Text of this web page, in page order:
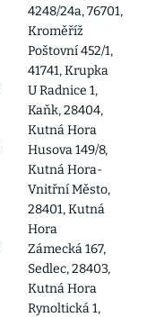
4248/24a, 76701,
Kroměříž
Poštovní 452/1,
41741, Krupka
U Radnice 1,
Kaňk, 28404,
Kutná Hora
Husova 149/8,
Kutná Hora-
Vnitřní Město,
28401, Kutná
Hora
Zámecká 167,
Sedlec, 28403,
Kutná Hora
Rynoltická 1,